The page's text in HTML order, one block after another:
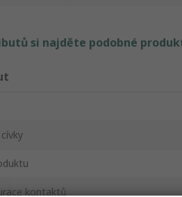
si najděte podobné
kontaktů